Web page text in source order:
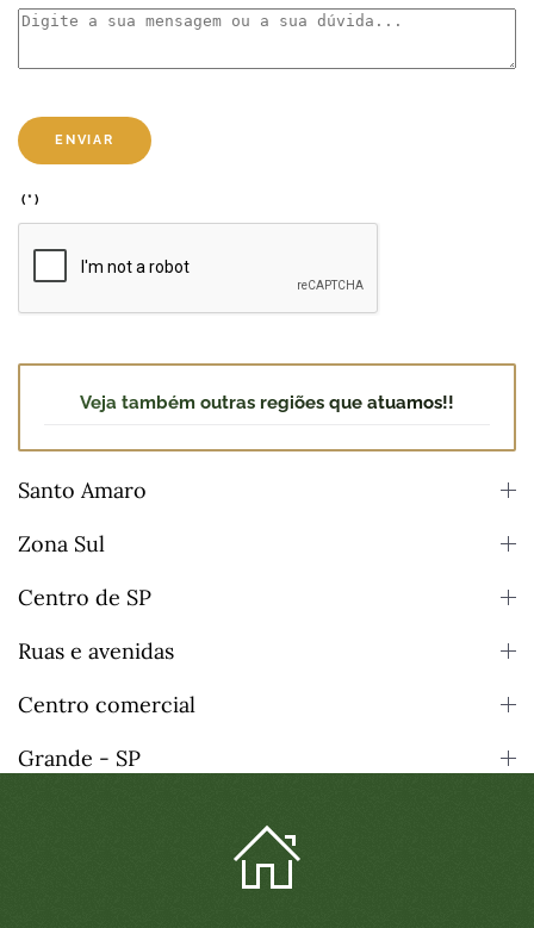
ENVIAR
(*)
Veja também outras regiões que atuamos!!
Santo Amaro
Zona Sul
Centro de SP
Ruas e avenidas
Centro comercial
Grande - SP